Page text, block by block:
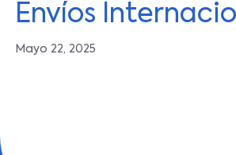
Envíos
Mayo 22, 2025